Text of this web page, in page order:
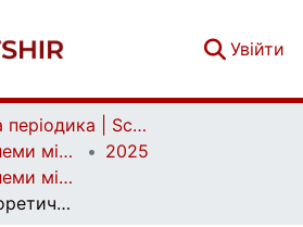
Увійти
Наукова періодика | Scientific periodicals
Актуальні проблеми міжнародних відносин | Аctual Problems of International Relations
2025
Актуальні проблеми міжнародних відносин. Вип. 163
На шляху до теоретичного осмислення зеленої трансформації фінансової системи як інструмента досягнення сталого розвитку і зниження фінансових ризиків, пов'язаних з екологічними проблемами